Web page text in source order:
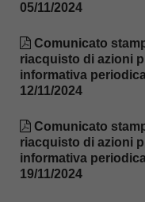
05/11/2024
Comunicato
riacquisto di azioni
informativa
12/11/2024
Comunicato
riacquisto di azioni
informativa
19/11/2024